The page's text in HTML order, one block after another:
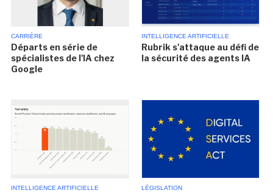
CARRIÈRE
Départs en série de
spécialistes de l'IA chez
Google
INTELLIGENCE ARTIFICIELLE
Rubrik s'attaque au défi de
la sécurité des agents IA
INTELLIGENCE ARTIFICIELLE LÉGISLATION